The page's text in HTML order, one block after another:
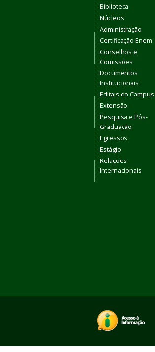
Biblioteca
Núcleos
Administração
Certificação Enem
Conselhos e
Comissões
Documentos
Institucionais
Editais do Campus
Extensão
Pesquisa e Pós-
Graduação
Egressos
Estágio
Relações
Internacionais